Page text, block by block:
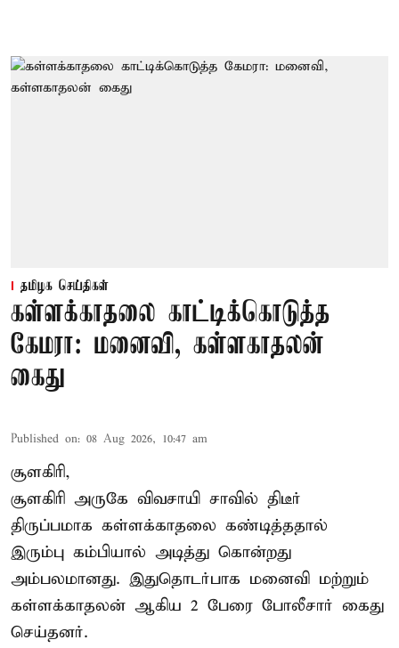
தமிழக செய்திகள்
கள்ளக்காதலை காட்டிக்கொடுத்த
கேமரா: மனைவி, கள்ளகாதலன்
கைது
Published on: 08 Aug 2026, 10:47 am
சூளகிரி,
சூளகிரி அருகே விவசாயி சாவில் திடீர்
திருப்பமாக கள்ளக்காதலை கண்டித்ததால்
இரும்பு கம்பியால் அடித்து கொன்றது
அம்பலமானது. இதுதொடர்பாக மனைவி மற்றும்
கள்ளக்காதலன் ஆகிய 2 பேரை போலீசார் கைது
செய்தனர்.